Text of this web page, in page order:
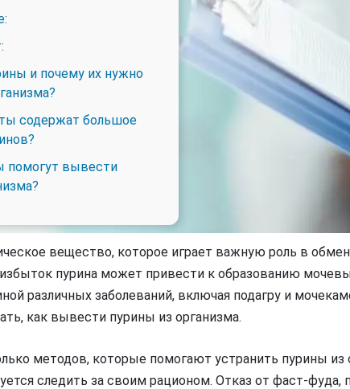
и почему их нужно
содержат большое
помогут вывести
вещество, которое играет важную роль в
пурина может привести к образованию
различных заболеваний, включая подагру и
как вывести пурины из организма.
методов, которые помогают устранить пурины из
следить за своим рационом. Отказ от фаст-фуда,